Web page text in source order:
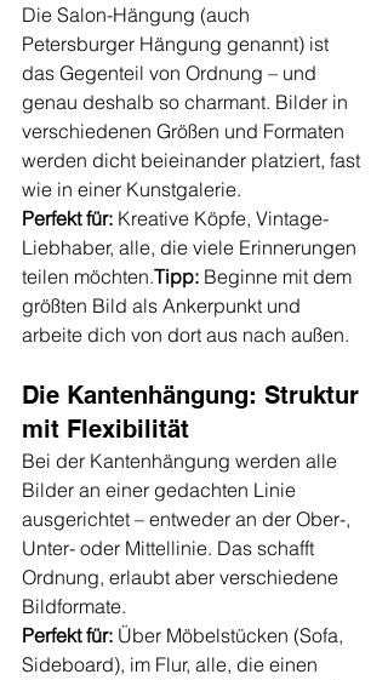
Die Salon-Hängung (auch
Petersburger Hängung genannt) ist
das Gegenteil von Ordnung – und
genau deshalb so charmant. Bilder in
verschiedenen Größen und Formaten
werden dicht beieinander platziert, fast
wie in einer Kunstgalerie.
Perfekt für: Kreative Köpfe, Vintage-
Liebhaber, alle, die viele Erinnerungen
teilen möchten.Tipp: Beginne mit dem
größten Bild als Ankerpunkt und
arbeite dich von dort aus nach außen.
Die Kantenhängung: Struktur
mit Flexibilität
Bei der Kantenhängung werden alle
Bilder an einer gedachten Linie
ausgerichtet – entweder an der Ober-,
Unter- oder Mittellinie. Das schafft
Ordnung, erlaubt aber verschiedene
Bildformate.
Perfekt für: Über Möbelstücken (Sofa,
Sideboard), im Flur, alle, die einen